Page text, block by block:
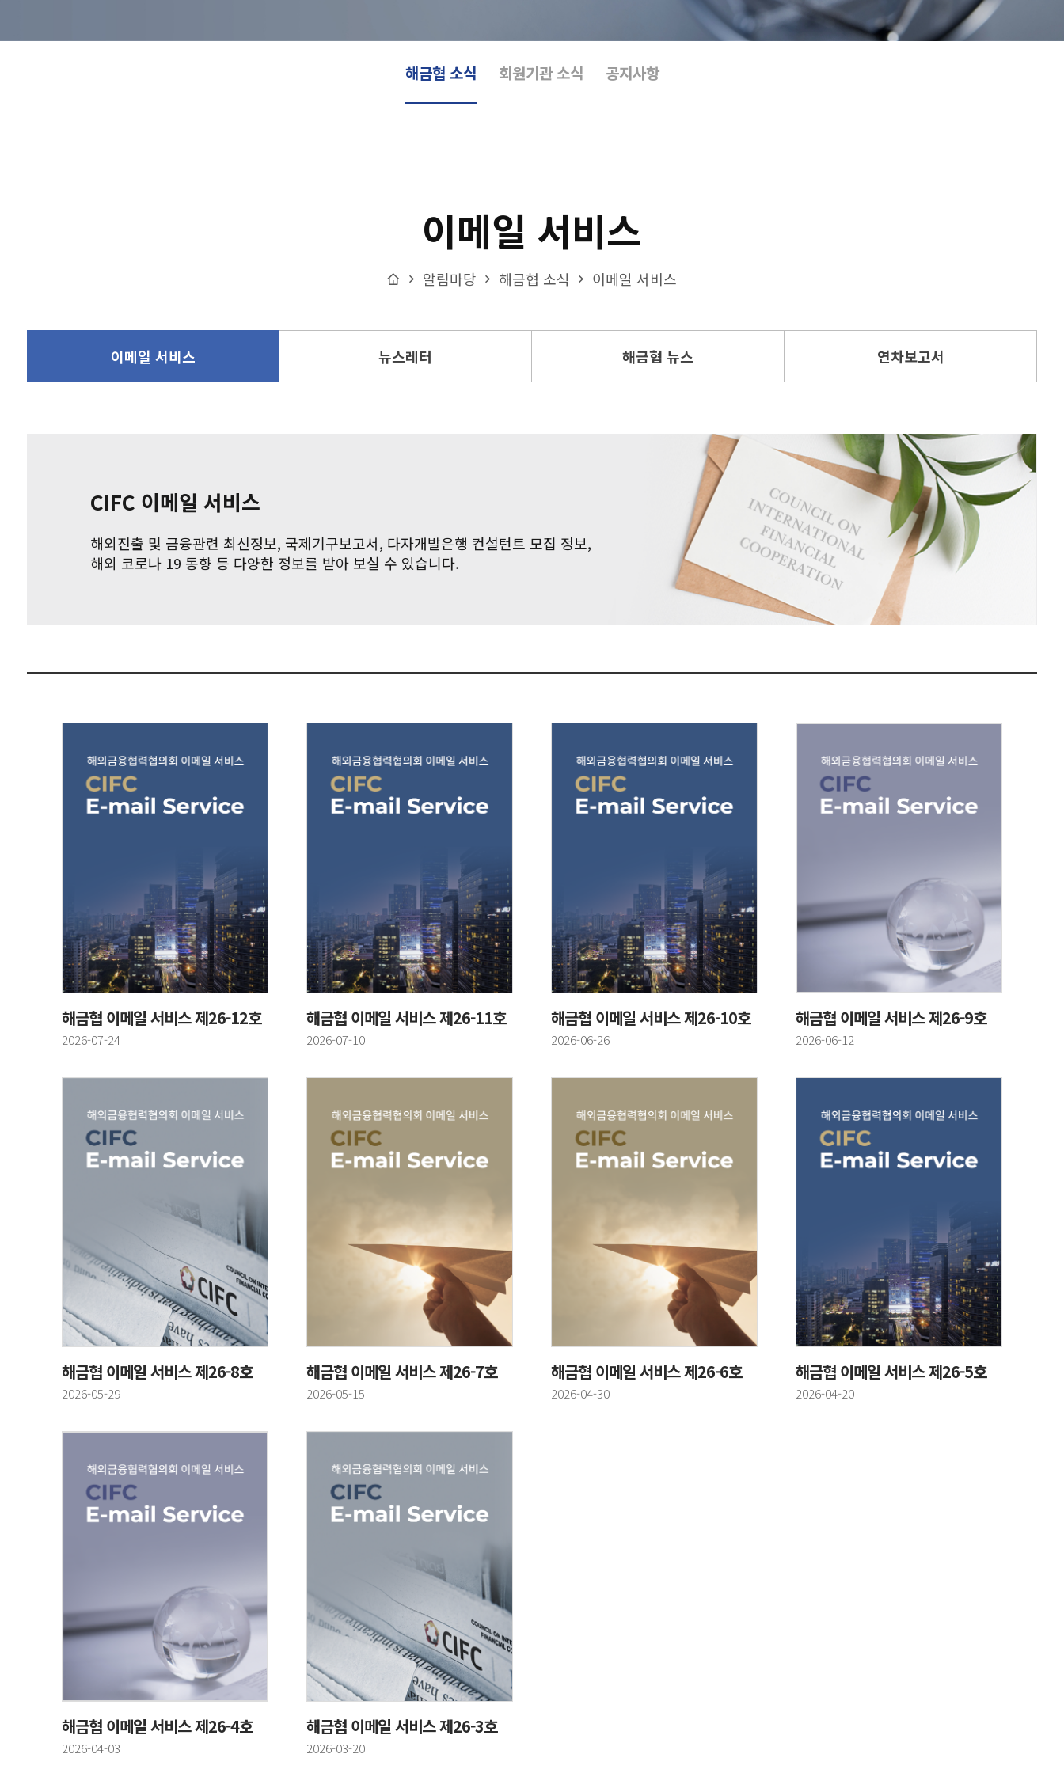
해금협 소식 회원기관 소식 공지사항
이메일 서비스
Home
알림마당 해금협 소식 이메일 서비스
이메일 서비스 뉴스레터 해금협 뉴스 연차보고서
CIFC 이메일 서비스
해외진출 및 금융관련 최신정보, 국제기구보고서, 다자개발은행 컨설턴트 모집 정보,
해외 코로나 19 동향 등 다양한 정보를 받아 보실 수 있습니다.
해금협 이메일 서비스 제26-12호
등록일
2026-07-24
해금협 이메일 서비스 제26-11호
등록일
2026-07-10
해금협 이메일 서비스 제26-10호
등록일
2026-06-26
해금협 이메일 서비스 제26-9호
등록일
2026-06-12
해금협 이메일 서비스 제26-8호
등록일
2026-05-29
해금협 이메일 서비스 제26-7호
등록일
2026-05-15
해금협 이메일 서비스 제26-6호
등록일
2026-04-30
해금협 이메일 서비스 제26-5호
등록일
2026-04-20
해금협 이메일 서비스 제26-4호
등록일
2026-04-03
해금협 이메일 서비스 제26-3호
등록일
2026-03-20